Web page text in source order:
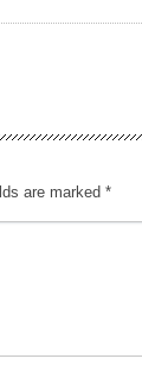
are marked *